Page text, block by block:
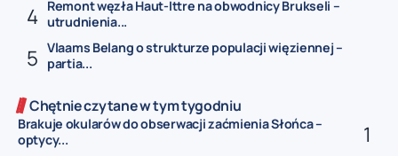
Remont węzła Haut-Ittre na obwodnicy Brukseli –
utrudnienia...
Vlaams Belang o strukturze populacji więziennej –
partia...
Chętnie czytane w tym tygodniu
Brakuje okularów do obserwacji zaćmienia Słońca –
optycy...